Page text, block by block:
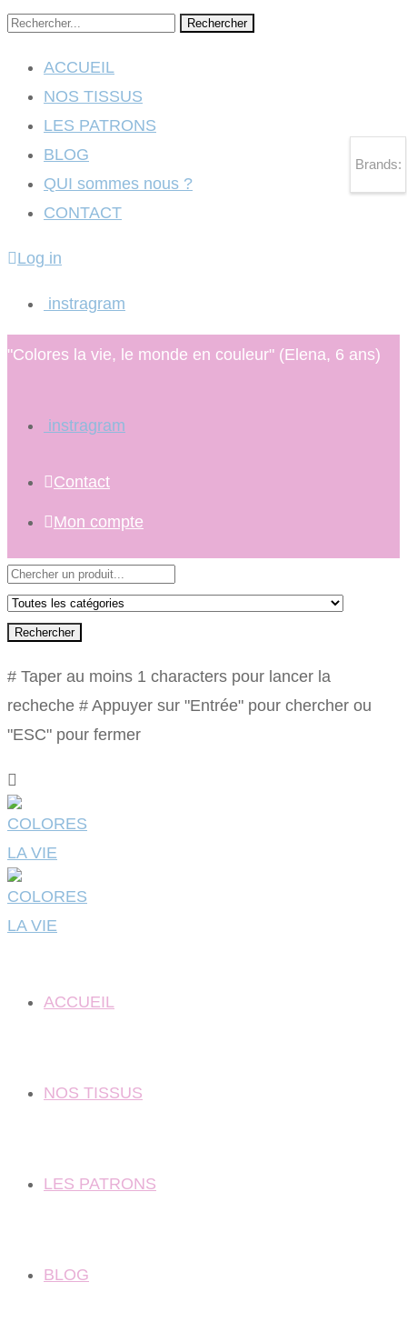
Rechercher
ACCUEIL
NOS TISSUS
LES PATRONS
BLOG
QUI sommes nous ?
CONTACT
Log in
instragram
"Colores la vie, le monde en couleur" (Elena, 6 ans)
instragram
Contact
Mon compte
Rechercher
# Taper au moins 1 characters pour lancer la
recheche # Appuyer sur "Entrée" pour chercher ou
"ESC" pour fermer
ACCUEIL
NOS TISSUS
LES PATRONS
BLOG
Brands: